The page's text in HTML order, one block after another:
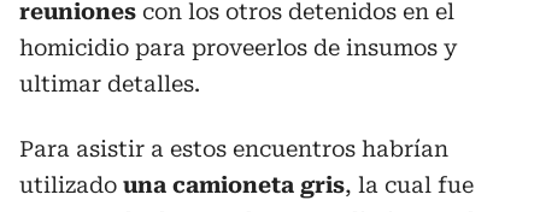
reuniones con los otros detenidos en el
homicidio para proveerlos de insumos y
ultimar detalles.
Para asistir a estos encuentros habrían
utilizado una camioneta gris, la cual fue